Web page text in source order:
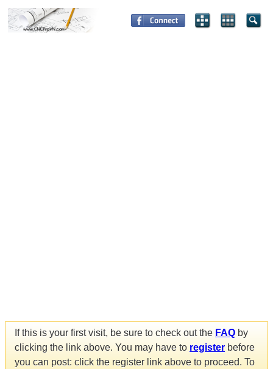
If this is your first visit, be sure to check out the FAQ by
clicking the link above. You may have to register before
you can post: click the register link above to proceed. To